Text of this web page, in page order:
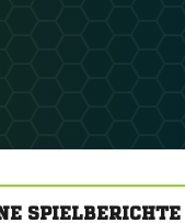
SPIELBERICHTE